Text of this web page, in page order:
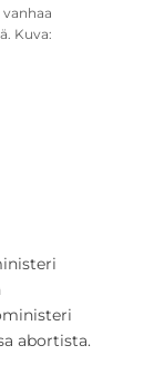
Kuva:
abortista.